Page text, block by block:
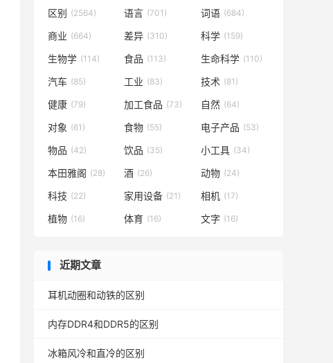
区别 (2564) 语言 (701) 词语 (684)
商业 (664) 差异 (310) 科学 (159)
生物学 (114) 食品 (113) 生命科学 (110)
汽车 (85) 工业 (83) 技术 (81)
健康 (79) 加工食品 (73) 自然 (64)
对象 (61) 食物 (55) 电子产品 (53)
物品 (42) 饮品 (35) 小工具 (34)
本田雅阁 (28) 酒 (26) 动物 (24)
科技 (22) 家用设备 (21) 相机 (17)
植物 (16) 体育 (16) 文字 (16)
近期文章
耳机动圈和动铁的区别
内存DDR4和DDR5的区别
冰箱风冷和直冷的区别